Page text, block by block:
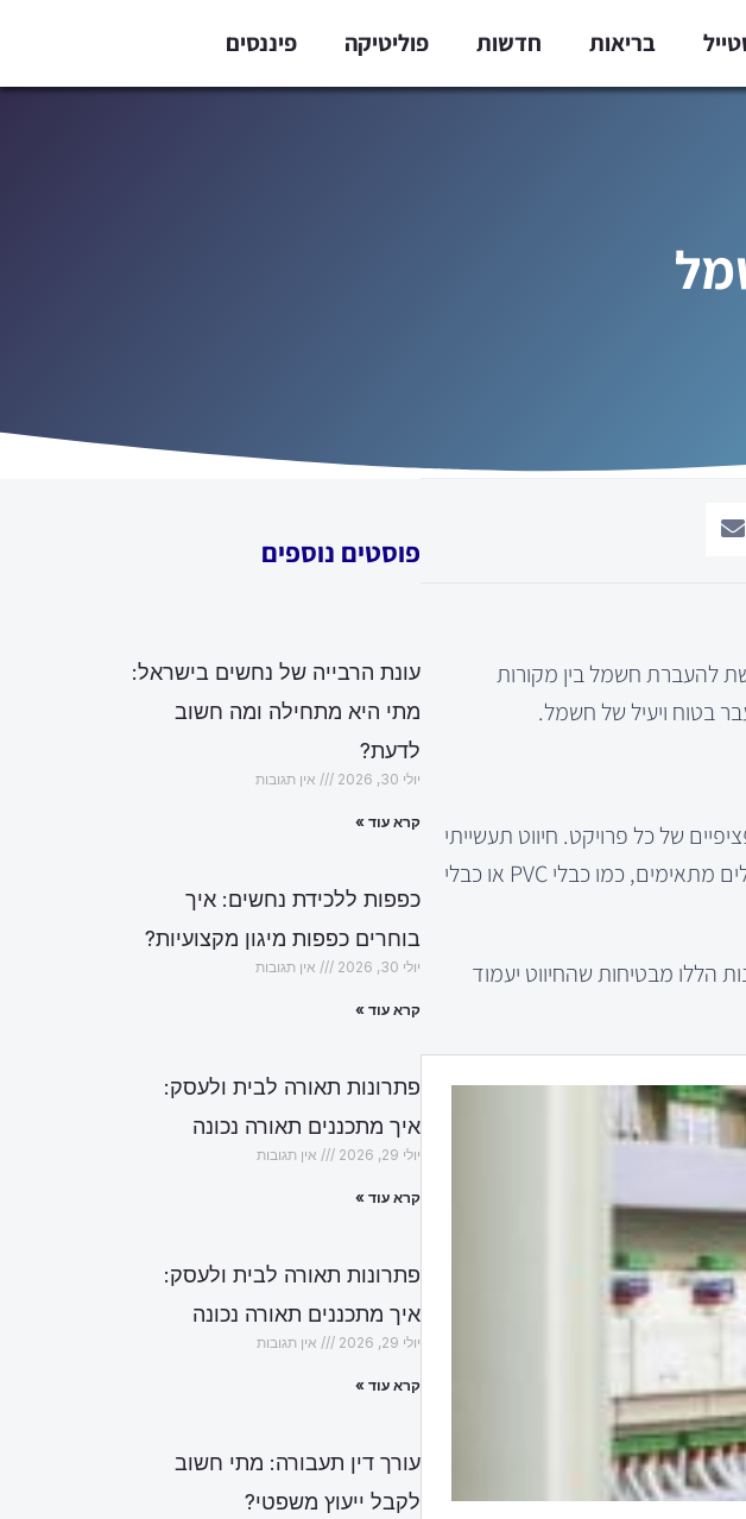
בריאות חדשות פוליטיקה פיננסים
להעברת חשמל בין מקורות
בטוח ויעיל של חשמל.
של כל פרויקט. חיווט תעשייתי
שונה מחיווט ביתי, כאשר האחרון נועד להתאים לדרישות נמוכות יותר ומוגבלות יותר בהספק. שימוש בכבלים מתאימים, כמו כבלי PVC או כבלי
הללו מבטיחות שהחיווט יעמוד
פוסטים נוספים
עונת הרבייה של נחשים בישראל:
מתי היא מתחילה ומה חשוב
לדעת?
יולי 30, 2026 אין תגובות
קרא עוד »
כפפות ללכידת נחשים: איך
בוחרים כפפות מיגון מקצועיות?
יולי 30, 2026 אין תגובות
קרא עוד »
פתרונות תאורה לבית ולעסק:
איך מתכננים תאורה נכונה
יולי 29, 2026 אין תגובות
קרא עוד »
פתרונות תאורה לבית ולעסק:
איך מתכננים תאורה נכונה
יולי 29, 2026 אין תגובות
קרא עוד »
עורך דין תעבורה: מתי חשוב
לקבל ייעוץ משפטי?